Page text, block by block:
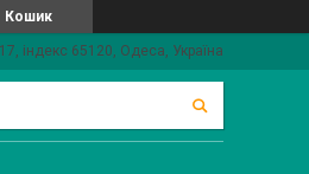
Кошик
індекс 65120, Одеса, Україна